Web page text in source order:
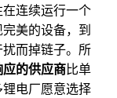
连续运行一个
美的设备，到
而掉链子。所
的供应商比单
电厂愿意选择